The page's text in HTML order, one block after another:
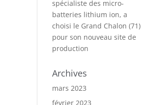
spécialiste des micro-
batteries lithium ion, a
choisi le Grand Chalon (71)
pour son nouveau site de
production
Archives
mars 2023
février 2023